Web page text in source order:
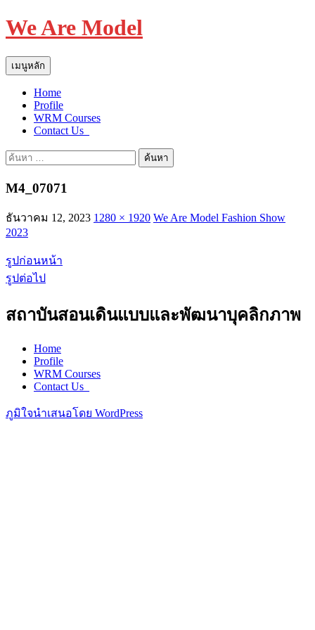
We Are Model
ค้นหา
เมนูหลัก
ยัง
เนื้อหา
Home
Profile
WRM Courses
Contact Us_
ค้นหา
M4_07071
ธันวาคม 12, 2023 1280 × 1920 We Are Model Fashion Show
2023
รูปก่อนหน้า
รูปต่อไป
สถาบันสอนเดินแบบและพัฒนาบุคลิกภาพ
Home
Profile
WRM Courses
Contact Us_
ภูมิใจนำเสนอโดย WordPress